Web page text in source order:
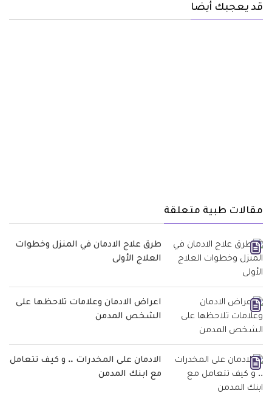
قد يعجبك أيضا
مقالات طبية متعلقة
طرق علاج الادمان في المنزل وخطوات
العلاج الأولى
اعراض الادمان وعلامات تلاحظها على
الشخص المدمن
الادمان على المخدرات .. و كيف تتعامل
مع ابنك المدمن